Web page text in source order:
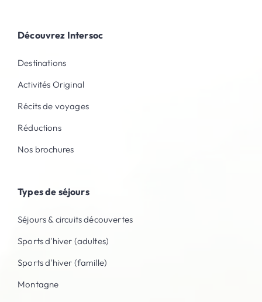
Découvrez Intersoc
Destinations
Activités Original
Récits de voyages
Réductions
Nos brochures
Types de séjours
Séjours & circuits découvertes
Sports d'hiver (adultes)
Sports d'hiver (famille)
Montagne